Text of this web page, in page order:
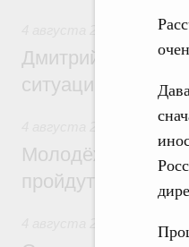
Дмитрий
ситуации»
Спорт
Молодёжный
пройдут в